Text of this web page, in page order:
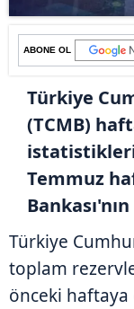
ABONE OL
Türkiye
(TCMB)
Temmuz
Türkiye
toplam
önceki